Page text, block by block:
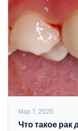
Мар 7, 2025
Что такое рак